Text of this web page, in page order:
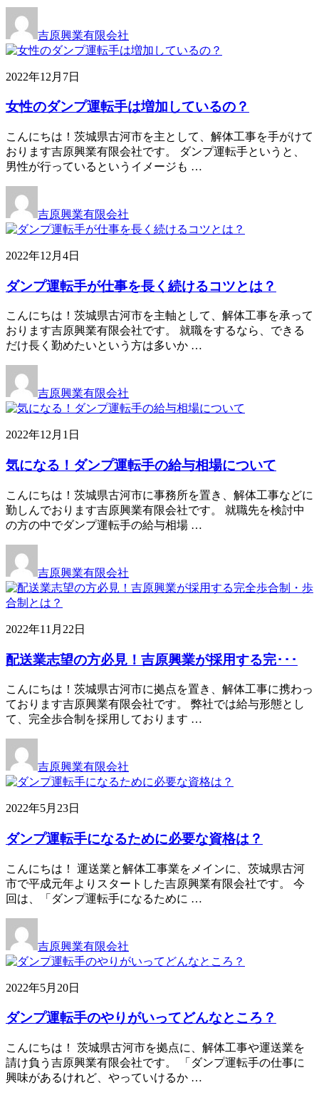
吉原興業有限会社
2022年12月7日
女性のダンプ運転手は増加しているの？
こんにちは！茨城県古河市を主として、解体工事を手がけて
おります吉原興業有限会社です。 ダンプ運転手というと、
男性が行っているというイメージも …
吉原興業有限会社
2022年12月4日
ダンプ運転手が仕事を長く続けるコツとは？
こんにちは！茨城県古河市を主軸として、解体工事を承って
おります吉原興業有限会社です。 就職をするなら、できる
だけ長く勤めたいという方は多いか …
吉原興業有限会社
2022年12月1日
気になる！ダンプ運転手の給与相場について
こんにちは！茨城県古河市に事務所を置き、解体工事などに
勤しんでおります吉原興業有限会社です。 就職先を検討中
の方の中でダンプ運転手の給与相場 …
吉原興業有限会社
2022年11月22日
配送業志望の方必見！吉原興業が採用する完･･･
こんにちは！茨城県古河市に拠点を置き、解体工事に携わっ
ております吉原興業有限会社です。 弊社では給与形態とし
て、完全歩合制を採用しております …
吉原興業有限会社
2022年5月23日
ダンプ運転手になるために必要な資格は？
こんにちは！ 運送業と解体工事業をメインに、茨城県古河
市で平成元年よりスタートした吉原興業有限会社です。 今
回は、「ダンプ運転手になるために …
吉原興業有限会社
2022年5月20日
ダンプ運転手のやりがいってどんなところ？
こんにちは！ 茨城県古河市を拠点に、解体工事や運送業を
請け負う吉原興業有限会社です。 「ダンプ運転手の仕事に
興味があるけれど、やっていけるか …